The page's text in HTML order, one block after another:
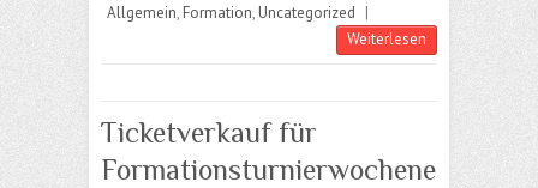
Allgemein, Formation, Uncategorized |
Weiterlesen
Ticketverkauf für
Formationsturnierwochene